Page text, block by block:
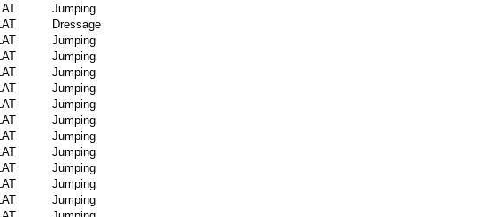
LAT
Jumping
LAT
Dressage
LAT
Jumping
LAT
Jumping
LAT
Jumping
LAT
Jumping
LAT
Jumping
LAT
Jumping
LAT
Jumping
LAT
Jumping
LAT
Jumping
LAT
Jumping
LAT
Jumping